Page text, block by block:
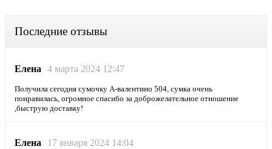
Последние отзывы
Елена 4 марта 2024 12:47
Получила сегодня сумочку А-валентино 504, сумка очень
понравилась, огромное спасибо за доброжелательное отношение
,быструю доставку!
Елена 17 января 2024 14:04